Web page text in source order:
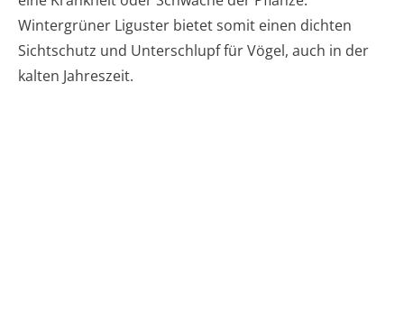
Wintergrüner Liguster bietet somit einen dichten
Sichtschutz und Unterschlupf für Vögel, auch in der
kalten Jahreszeit.